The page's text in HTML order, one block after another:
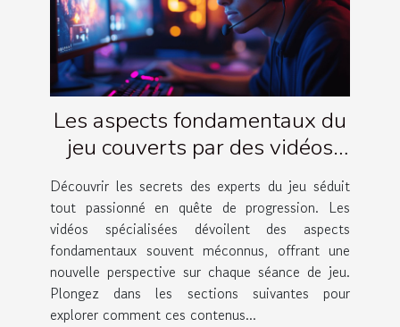
Les aspects fondamentaux du
jeu couverts par des vidéos
d'experts
Découvrir les secrets des experts du jeu séduit
tout passionné en quête de progression. Les
vidéos spécialisées dévoilent des aspects
fondamentaux souvent méconnus, offrant une
nouvelle perspective sur chaque séance de jeu.
Plongez dans les sections suivantes pour
explorer comment ces contenus...